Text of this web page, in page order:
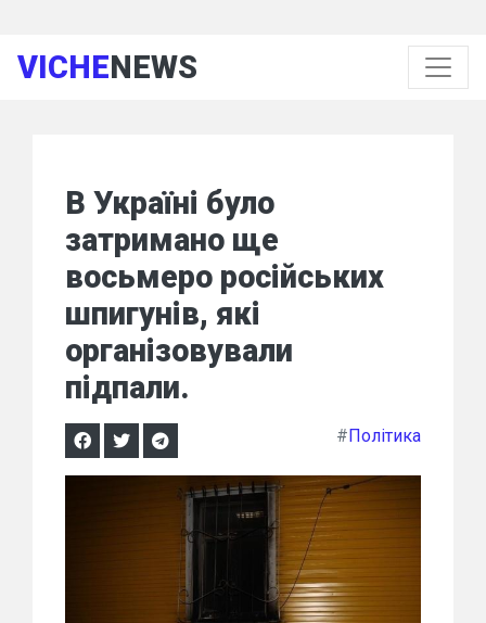
VICHENEWS
В Україні було
затримано ще
восьмеро російських
шпигунів, які
організовували
підпали.
#Політика